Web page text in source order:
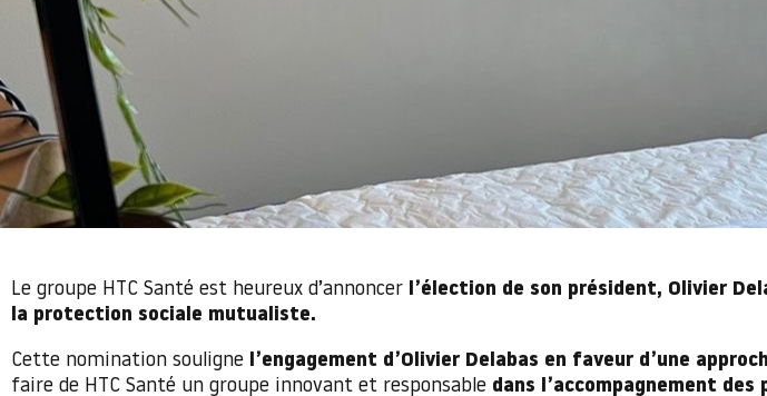
Le groupe HTC Santé est heureux d’annoncer l’élection de son président, Olivier
la protection sociale mutualiste.
Cette nomination souligne l’engagement d’Olivier Delabas en faveur d’une
faire de HTC Santé un groupe innovant et responsable dans l’accompagnement